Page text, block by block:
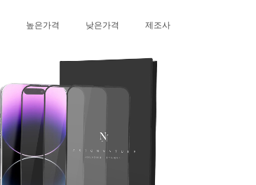
높은가격 낮은가격 제조사